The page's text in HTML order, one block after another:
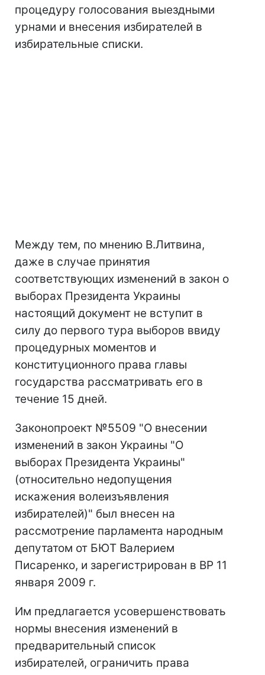
процедуру голосования выездными
урнами и внесения избирателей в
избирательные списки.
Между тем, по мнению В.Литвина,
даже в случае принятия
соответствующих изменений в закон о
выборах Президента Украины
настоящий документ не вступит в
силу до первого тура выборов ввиду
процедурных моментов и
конституционного права главы
государства рассматривать его в
течение 15 дней.
Законопроект №5509 "О внесении
изменений в закон Украины "О
выборах Президента Украины"
(относительно недопущения
искажения волеизъявления
избирателей)" был внесен на
рассмотрение парламента народным
депутатом от БЮТ Валерием
Писаренко, и зарегистрирован в ВР 11
января 2009 г.
Им предлагается усовершенствовать
нормы внесения изменений в
предварительный список
избирателей, ограничить права